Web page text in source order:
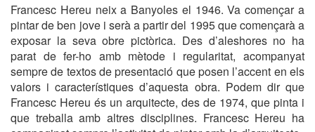
Francesc Hereu neix a Banyoles el 1946. Va començar a
pintar de ben jove i serà a partir del 1995 que començarà a
exposar la seva obre pictòrica. Des d’aleshores no ha
parat de fer-ho amb mètode i regularitat, acompanyat
sempre de textos de presentació que posen l’accent en els
valors i característiques d’aquesta obra. Podem dir que
Francesc Hereu és un arquitecte, des de 1974, que pinta i
que treballa amb altres disciplines. Francesc Hereu ha